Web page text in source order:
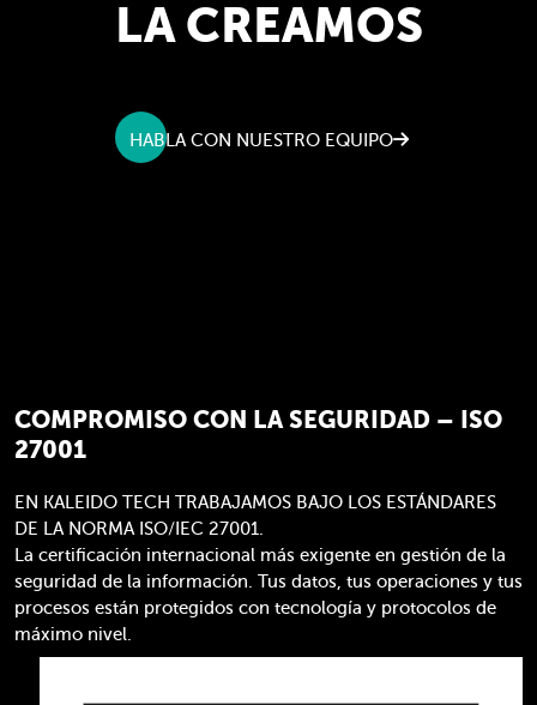
LA CREAMOS
HABLA CON NUESTRO EQUIPO
COMPROMISO CON LA SEGURIDAD – ISO
27001
EN KALEIDO TECH TRABAJAMOS BAJO LOS ESTÁNDARES
DE LA NORMA ISO/IEC 27001.
La certificación internacional más exigente en gestión de la
seguridad de la información. Tus datos, tus operaciones y tus
procesos están protegidos con tecnología y protocolos de
máximo nivel.